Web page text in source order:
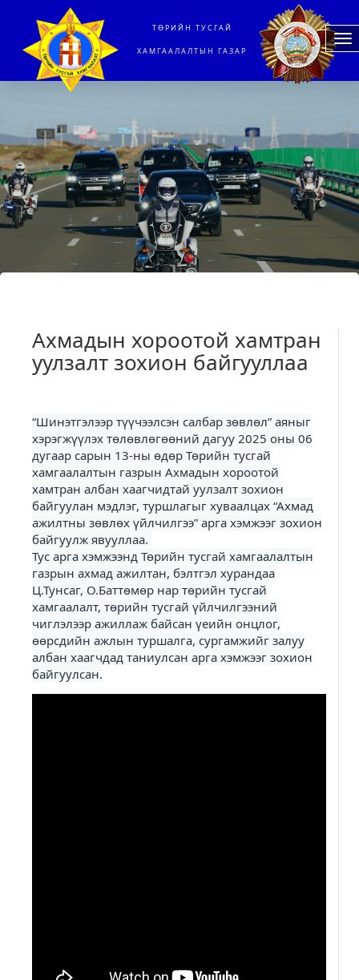
ТӨРИЙН ТУСГАЙ
ХАМГААЛАЛТЫН ГАЗАР
Ахмадын хороотой хамтран
уулзалт зохион байгууллаа
“Шинэтгэлээр түүчээлсэн салбар зөвлөл” аяныг
хэрэгжүүлэх төлөвлөгөөний дагуу 2025 оны 06
дугаар сарын 13-ны өдөр Төрийн тусгай
хамгаалалтын газрын Ахмадын хороотой
хамтран албан хаагчидтай уулзалт зохион
байгуулан мэдлэг, туршлагыг хуваалцах “Ахмад
ажилтны зөвлөх үйлчилгээ” арга хэмжээг зохион
байгуулж явууллаа.
Тус арга хэмжээнд Төрийн тусгай хамгаалалтын
газрын ахмад ажилтан, бэлтгэл хурандаа
Ц.Тунсаг, О.Баттөмөр нар төрийн тусгай
хамгаалалт, төрийн тусгай үйлчилгээний
чиглэлээр ажиллаж байсан үеийн онцлог,
өөрсдийн ажлын туршалга, сургамжийг залуу
албан хаагчдад таниулсан арга хэмжээг зохион
байгуулсан.